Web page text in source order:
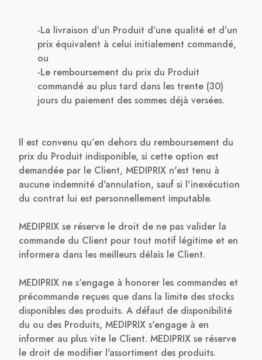
-La livraison d’un Produit d’une qualité et d’un
prix équivalent à celui initialement commandé,
ou
-Le remboursement du prix du Produit
commandé au plus tard dans les trente (30)
jours du paiement des sommes déjà versées.
Il est convenu qu’en dehors du remboursement du
prix du Produit indisponible, si cette option est
demandée par le Client, MEDIPRIX n'est tenu à
aucune indemnité d'annulation, sauf si l'inexécution
du contrat lui est personnellement imputable.
MEDIPRIX se réserve le droit de ne pas valider la
commande du Client pour tout motif légitime et en
informera dans les meilleurs délais le Client.
MEDIPRIX ne s'engage à honorer les commandes et
précommande reçues que dans la limite des stocks
disponibles des produits. A défaut de disponibilité
du ou des Produits, MEDIPRIX s'engage à en
informer au plus vite le Client. MEDIPRIX se réserve
le droit de modifier l'assortiment des produits.